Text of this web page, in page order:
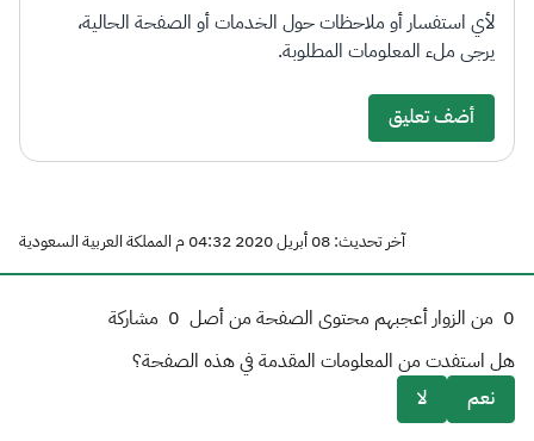
لأي استفسار أو ملاحظات حول الخدمات أو الصفحة الحالية،
يرجى ملء المعلومات المطلوبة.
أضف تعليق
آخر تحديث: 08 أبريل 2020 04:32 م المملكة العربية السعودية
0 من الزوار أعجبهم محتوى الصفحة من أصل 0 مشاركة
هل استفدت من المعلومات المقدمة في هذه الصفحة؟
نعم
لا